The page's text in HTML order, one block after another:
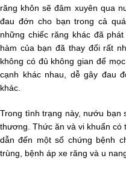
răng khôn sẽ đâm xuyên qua
đau đớn cho bạn trong cả
những chiếc răng khác đã
hàm của bạn đã thay đổi rất
không có đủ không gian để
cạnh khác nhau, dễ gây đau
khác.
Trong tình trạng này, nướu bạn
thương. Thức ăn và vi khuẩn có
dẫn đến một số chứng bệnh
trùng, bệnh áp xe răng và u